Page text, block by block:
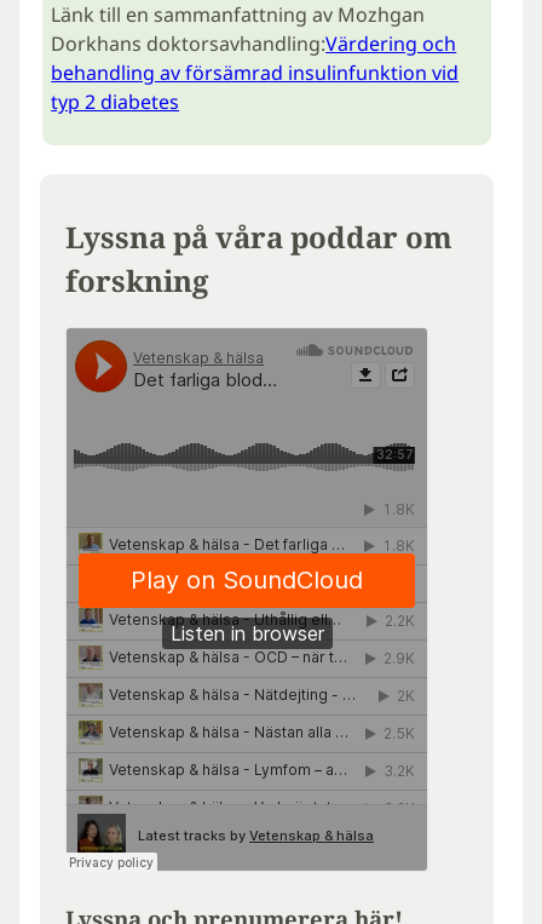
Länk till en sammanfattning av Mozhgan
Dorkhans doktorsavhandling:Värdering och
behandling av försämrad insulinfunktion vid
typ 2 diabetes
Lyssna på våra poddar om
forskning
Lyssna och prenumerera här!